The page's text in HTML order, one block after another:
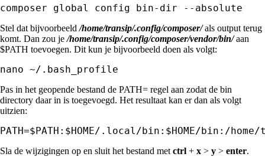
composer global config bin-dir --absolute
Stel dat bijvoorbeeld/home/transip/.config/composer/als output terug
komt. Dan zou je/home/transip/.config/composer/vendor/bin/aan
$PATH toevoegen. Dit kun je bijvoorbeeld doen als volgt:
nano ~/.bash_profile
Pas in het geopende bestand de PATH= regel aan zodat de bin
directory daar in is toegevoegd. Het resultaat kan er dan als volgt
uitzien:
PATH=$PATH:$HOME/.local/bin:$HOME/bin:/
Sla de wijzigingen op en sluit het bestand met ctrl + x > y > enter.